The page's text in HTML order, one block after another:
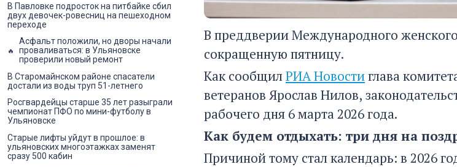
В преддверии Международного
сокращенную пятницу.
Как сообщилРИА Новостиглава
ветеранов Ярослав Нилов,
рабочего дня 6 марта 2026 года.
Как будем отдыхать: три дня на
Причиной тому стал календарь: в 2026
В Павловке подросток на питбайке сбил
двух девочек-ровесниц на пешеходном
переходе
Асфальт положили, но дворы начали
проваливаться: в Ульяновске
проверили новый ремонт
В Старомайнском районе спасатели
достали из воды труп 51-летнего
Росгвардейцы старше 35 лет разыграли
чемпионат ПФО по мини-футболу в
Ульяновске
Старые лифты уйдут в прошлое: в
ульяновских многоэтажках заменят
сразу 500 кабин